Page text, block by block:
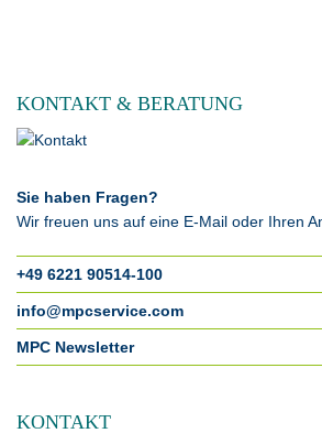
KONTAKT & BERATUNG
Sie haben Fragen?
Wir freuen uns auf eine E-Mail oder Ihren
+49 6221 90514-100
info@mpcservice.com
MPC Newsletter
KONTAKT